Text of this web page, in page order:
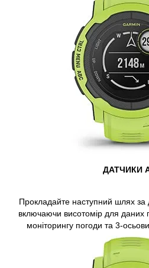
ДАТЧИКИ
Прокладайте наступний шлях за
включаючи висотомір для даних
моніторингу погоди та 3-